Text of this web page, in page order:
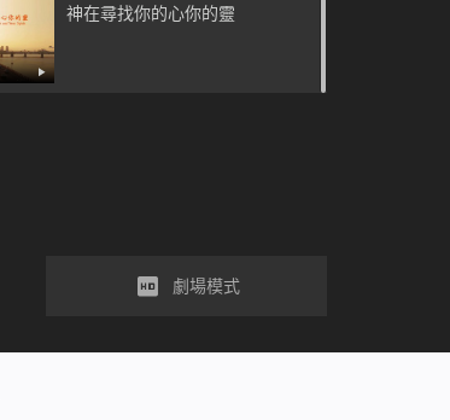
神在尋找你的心你的靈
劇場模式